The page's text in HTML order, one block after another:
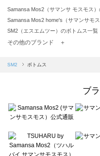
Samansa Mos2（サマンサ モスモス
Samansa Mos2 home's（サマンサモ
SM2（エスエムツー）のボトムス一覧
TSUHARU by Samansa Mos2（ツハ
Samansa Mos2 blue（サマンサモスモ
sō4ū（ソウフォーユー）のボトムス一
Te chichi（テチチ）のボトムス一覧
Te chichi CLASSIC（テチチ クラシッ
Lugnoncure（ルノンキュール）のボ
BETTY'S BLUE（べティーズブルー）
その他のブランド ＋
SM2 ボトムス
ブ